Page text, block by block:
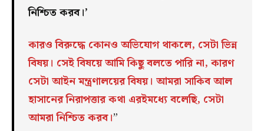
নিশ্চিত করব।’
কারও বিরুদ্ধে কোনও অভিযোগ থাকলে, সেটা ভিন্ন
বিষয়। সেই বিষয়ে আমি কিছু বলতে পারি না, কারণ
সেটা আইন মন্ত্রণালয়ের বিষয়। আমরা সাকিব আল
হাসানের নিরাপত্তার কথা এরইমধ্যে বলেছি, সেটা
আমরা নিশ্চিত করব।”